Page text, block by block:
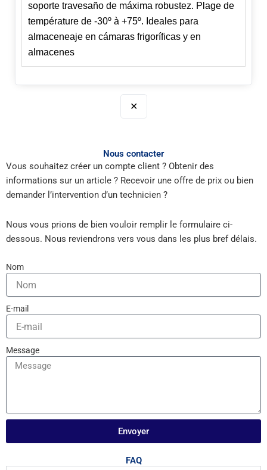
soporte travesaño de máxima robustez. Plage de
température de -30º à +75º. Ideales para
almaceneaje en cámaras frigoríficas y en
almacenes
✕
Nous contacter
Vous souhaitez créer un compte client ? Obtenir des
informations sur un article ? Recevoir une offre de prix ou bien
demander l’intervention d’un technicien ?
Nous vous prions de bien vouloir remplir le formulaire ci-
dessous. Nous reviendrons vers vous dans les plus bref délais.
Nom
E-mail
Message
Envoyer
FAQ